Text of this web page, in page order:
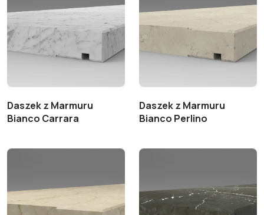
Daszek z Marmuru
Bianco Carrara
Daszek z Marmuru
Bianco Perlino